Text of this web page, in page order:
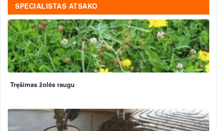
SPECIALISTAS ATSAKO
Tręšimas žolės raugu